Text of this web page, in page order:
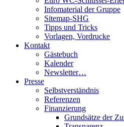
Infomaterial der Gruppe
Sitemap-SHG
Tipps und Tricks
Vorlagen, Vordrucke
Kontakt
Gästebuch
Kalender
Newsletter…
Presse
Selbstverständnis
Referenzen
Finanzierung
Grundsätze der